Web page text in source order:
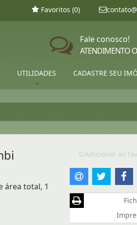
Favoritos (0)
UTILIDADES CADASTRE SEU
Fale conosco!
ATENDIMENTO
área total, 1
Adicionar ao